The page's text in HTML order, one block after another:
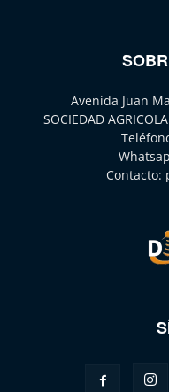
Avenida Juan
SOCIEDAD
Contacto: